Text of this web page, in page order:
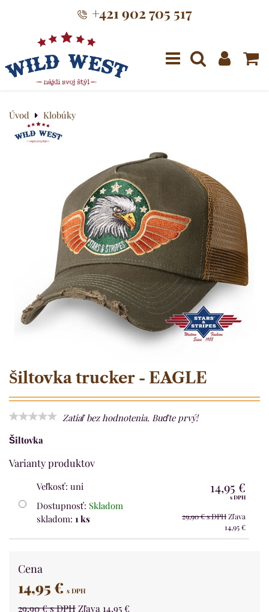
+421 902 705 517
Menu
Úvod Klobúky
Šiltovka trucker - EAGLE
Zatiaľ bez hodnotenia. Buďte prvý!
Šiltovka
Varianty produktov
Veľkosť: uni
Dostupnosť: Skladom
skladom: 1 ks
14,95 €
s DPH
29,90 €s DPHZľava
14,95 €
Cena
14,95 € s DPH
29,90 €s DPH Zľava 14,95 €